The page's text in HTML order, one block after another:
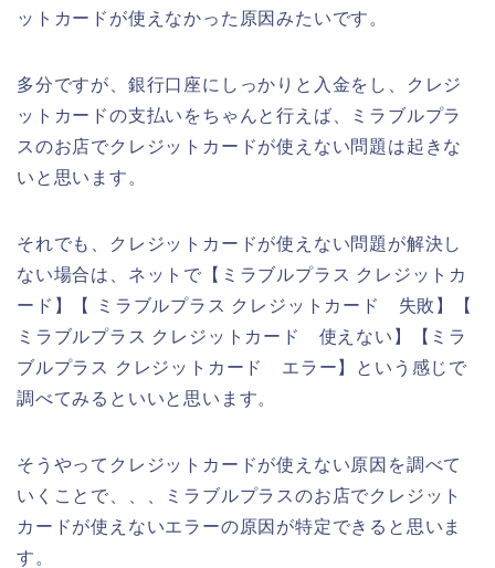
ットカードが使えなかった原因みたいです。
多分ですが、銀行口座にしっかりと入金をし、クレジ
ットカードの支払いをちゃんと行えば、ミラブルプラ
スのお店でクレジットカードが使えない問題は起きな
いと思います。
それでも、クレジットカードが使えない問題が解決し
ない場合は、ネットで【ミラブルプラス クレジットカ
ード】【 ミラブルプラス クレジットカード 失敗】【
ミラブルプラス クレジットカード 使えない】【ミラ
ブルプラス クレジットカード エラー】という感じで
調べてみるといいと思います。
そうやってクレジットカードが使えない原因を調べて
いくことで、、、ミラブルプラスのお店でクレジット
カードが使えないエラーの原因が特定できると思いま
す。